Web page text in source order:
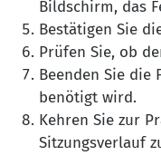
Bildschirm, das
Bestätigen Sie
Prüfen Sie, ob
Beenden Sie die
benötigt wird.
Kehren Sie zur
Sitzungsverlauf